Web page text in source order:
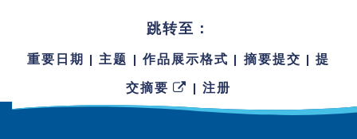
跳转至：
重要日期 | 主题 | 作品展示格式 | 摘要提交 | 提
交摘要
| 注册